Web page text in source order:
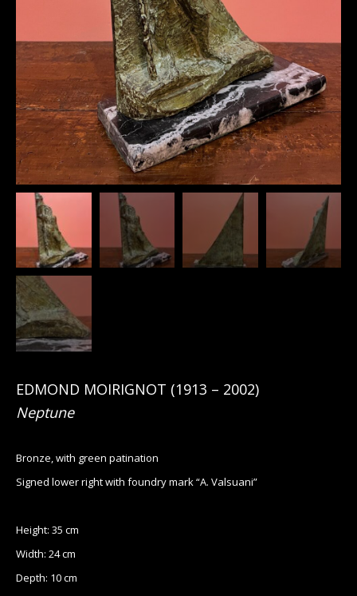
EDMOND MOIRIGNOT (1913 – 2002)
Neptune
Bronze, with green patination
Signed lower right with foundry mark “A. Valsuani”
Height: 35 cm
Width: 24 cm
Depth: 10 cm